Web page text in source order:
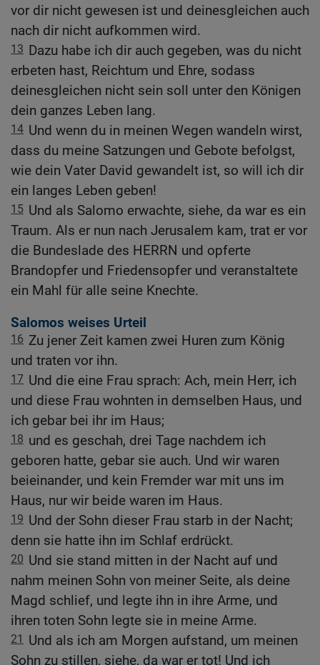
vor dir nicht gewesen ist und deinesgleichen auch
nach dir nicht aufkommen wird.
13 Dazu habe ich dir auch gegeben, was du nicht
erbeten hast, Reichtum und Ehre, sodass
deinesgleichen nicht sein soll unter den Königen
dein ganzes Leben lang.
14 Und wenn du in meinen Wegen wandeln wirst,
dass du meine Satzungen und Gebote befolgst,
wie dein Vater David gewandelt ist, so will ich dir
ein langes Leben geben!
15 Und als Salomo erwachte, siehe, da war es ein
Traum. Als er nun nach Jerusalem kam, trat er vor
die Bundeslade des HERRN und opferte
Brandopfer und Friedensopfer und veranstaltete
ein Mahl für alle seine Knechte.
Salomos weises Urteil
16 Zu jener Zeit kamen zwei Huren zum König
und traten vor ihn.
17 Und die eine Frau sprach: Ach, mein Herr, ich
und diese Frau wohnten in demselben Haus, und
ich gebar bei ihr im Haus;
18 und es geschah, drei Tage nachdem ich
geboren hatte, gebar sie auch. Und wir waren
beieinander, und kein Fremder war mit uns im
Haus, nur wir beide waren im Haus.
19 Und der Sohn dieser Frau starb in der Nacht;
denn sie hatte ihn im Schlaf erdrückt.
20 Und sie stand mitten in der Nacht auf und
nahm meinen Sohn von meiner Seite, als deine
Magd schlief, und legte ihn in ihre Arme, und
ihren toten Sohn legte sie in meine Arme.
21
Und als ich am Morgen aufstand, um meinen
Sohn zu stillen, siehe, da war er tot! Und ich